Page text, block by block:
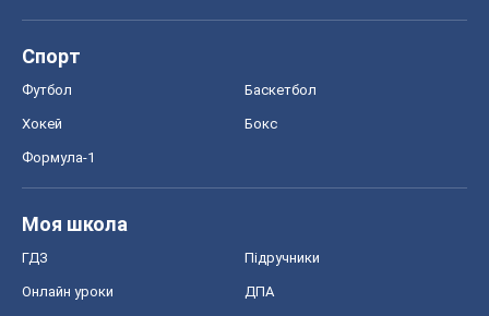
Спорт
Футбол Баскетбол
Хокей Бокс
Формула-1
Моя школа
ГДЗ Підручники
Онлайн уроки ДПА